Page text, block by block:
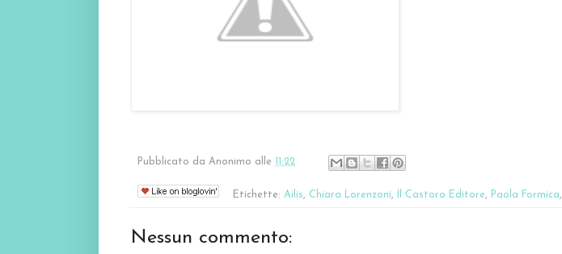
Pubblicato da Anonimo alle 11:22
Etichette: Ailis, Chiara Lorenzoni, Il Castoro Editore, Paola Formica,
Nessun commento: